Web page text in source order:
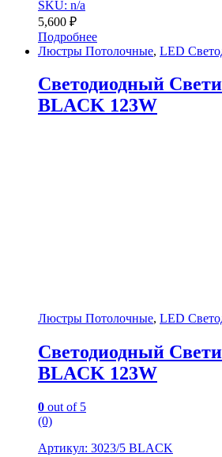
SKU: n/a
5,600 ₽
Подробнее
Люстры Потолочные, LED
Светодиодный
BLACK 123W
Люстры Потолочные, LED
Светодиодный
BLACK 123W
0 out of 5
(0)
Артикул: 3023/5 BLACK